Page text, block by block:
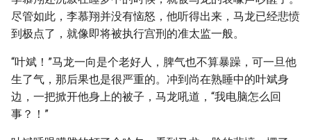
尽管如此，李慕翔并没有恼怒，他听得出来，马龙已经悲愤
到极点了，就像即将被执行宫刑的准太监一般。
“叶斌！”马龙一向是个老好人，脾气也不算暴躁，可一旦他
生了气，那后果也是很严重的。冲到尚在熟睡中的叶斌身
边，一把掀开他身上的被子，马龙吼道，“我电脑怎么回
事？！”